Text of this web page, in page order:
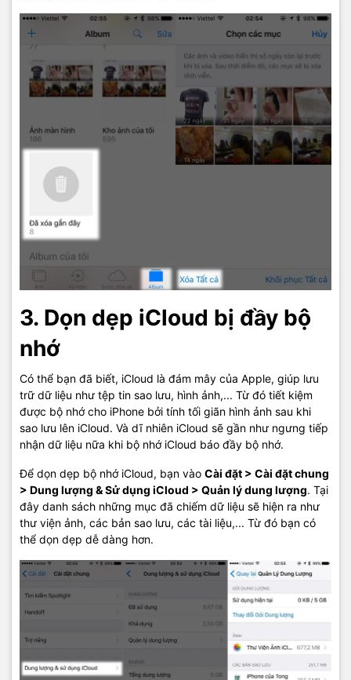
3. Dọn dẹp iCloud bị đầy bộ
nhớ
Có thể bạn đã biết, iCloud là đám mây của Apple, giúp lưu
trữ dữ liệu như tệp tin sao lưu, hình ảnh,... Từ đó tiết kiệm
được bộ nhớ cho iPhone bởi tính tối giãn hình ảnh sau khi
sao lưu lên iCloud. Và dĩ nhiên iCloud sẽ gần như ngưng tiếp
nhận dữ liệu nữa khi bộ nhớ iCloud báo đầy bộ nhớ.
Để dọn dẹp bộ nhớ iCloud, bạn vào Cài đặt > Cài đặt chung
> Dung lượng & Sử dụng iCloud > Quản lý dung lượng. Tại
đây danh sách những mục đã chiếm dữ liệu sẽ hiện ra như
thư viện ảnh, các bản sao lưu, các tài liệu,... Từ đó bạn có
thể dọn dẹp dễ dàng hơn.